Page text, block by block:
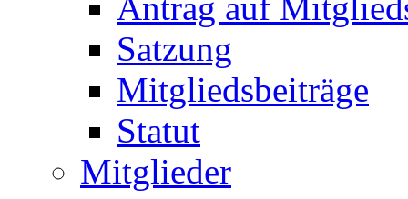
Antrag auf
Satzung
Mitgliedsbeiträge
Statut
Mitglieder